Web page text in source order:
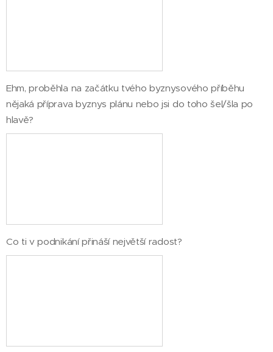
Ehm, proběhla na začátku tvého byznysového příběhu
nějaká příprava byznys plánu nebo jsi do toho šel/šla po
hlavě?
Co ti v podnikání přináší největší radost?